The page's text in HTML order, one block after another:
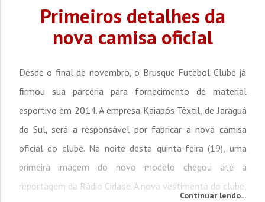
Primeiros detalhes da
nova camisa oficial
Desde o final de novembro, o Brusque Futebol Clube já
firmou sua parceria para fornecimento de material
esportivo em 2014. A empresa Kaiapós Têxtil, de Jaraguá
do Sul, será a responsável por fabricar a nova camisa
oficial do clube. Na noite desta quinta-feira (19), uma
primeira imagem do novo modelo chegou até a
reportagem da Rádio Cidade. A nova vestimenta do clube,
Continuar lendo...